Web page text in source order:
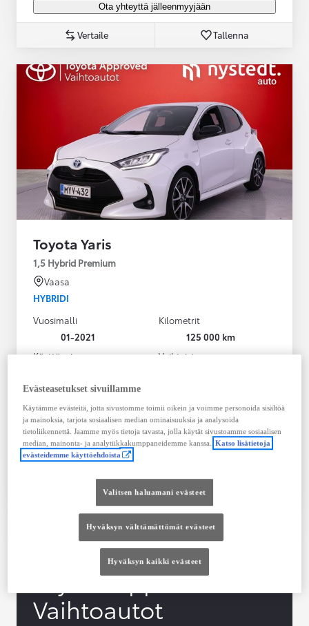
Ota yhteyttä jälleenmyyjään
Vertaile Tallenna
Toyota Yaris
1,5 Hybrid Premium
Vaasa
HYBRIDI
Vuosimalli
01-2021
Kilometrit
125 000 km
Käyttövoima
Vaihteisto
Näytä lisää
20 980,00 €
283,33 € / kk
Tutustu autoon
Vertaile
Toyota Approved
Vaihtoautot
Evästeasetukset sivuillamme
Käytämme evästeitä, jotta sivustomme toimii oikein ja voimme personoida sisältöä
ja mainoksia, tarjota sosiaalisen median ominaisuuksia ja analysoida
tietoliikennettä. Jaamme myös tietoja tavasta, jolla käytät sivustoamme sosiaalisen
median, mainonta- ja analytiikkakumppaneidemme kanssa. Katso lisätietoja
evästeidemme käyttöehdoista
Valitsen haluamani evästeet
Hyväksyn välttämättömät evästeet
Hyväksyn kaikki evästeet